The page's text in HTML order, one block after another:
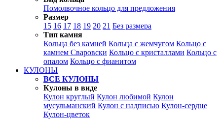
Помолвочное кольцо для предложения
Размер
15 16 17 18 19 20 21 Без размера
Тип камня
Кольца без камней Кольца с жемчугом Кольцо с
камнем Сваровски Кольцо с кристаллами Кольцо с
опалом Кольцо с фианитом
КУЛОНЫ
ВСЕ КУЛОНЫ
Кулоны в виде
Кулон круглый Кулон любимой Кулон
мусульманский Кулон с надписью Кулон-сердце
Кулон-цветок